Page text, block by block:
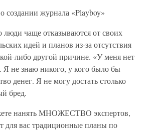
журнала «Playboy»
люди чаще отказываются от своих
идей и планов из-за отсутствия
либо другой причине. «У меня нет
Я не знаю никого, у кого было бы
денег. Я не могу достать столько
бред.
нанять МНОЖЕСТВО экспертов,
для вас традиционные планы по